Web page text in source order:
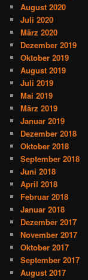
August 2020
Juli 2020
März 2020
Dezember 2019
Oktober 2019
August 2019
Juli 2019
Mai 2019
März 2019
Januar 2019
Dezember 2018
Oktober 2018
September 2018
Juni 2018
April 2018
Februar 2018
Januar 2018
Dezember 2017
November 2017
Oktober 2017
September 2017
August 2017